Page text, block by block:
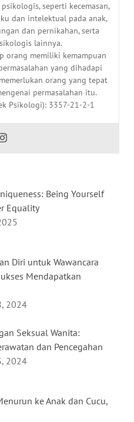
seperti kecemasan,
dan intelektual pada anak,
dan pernikahan, serta
lainnya.
orang memiliki kemampuan
yang dihadapi
orang yang tepat
permasalahan itu.
Psikologi): 3357-21-2-1
Being Yourself
Equality
Diri untuk Wawancara
Mendapatkan
2024
Seksual Wanita:
dan Pencegahan
2024
ke Anak dan Cucu,